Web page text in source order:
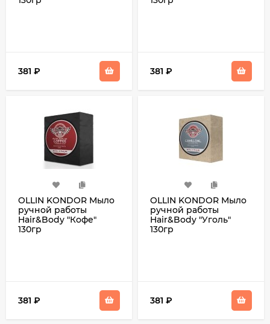
381 ₽ 381 ₽
OLLIN KONDOR Мыло
ручной работы
Hair&Body "Кофе"
130гр
381 ₽
OLLIN KONDOR Мыло
ручной работы
Hair&Body "Уголь"
130гр
381 ₽